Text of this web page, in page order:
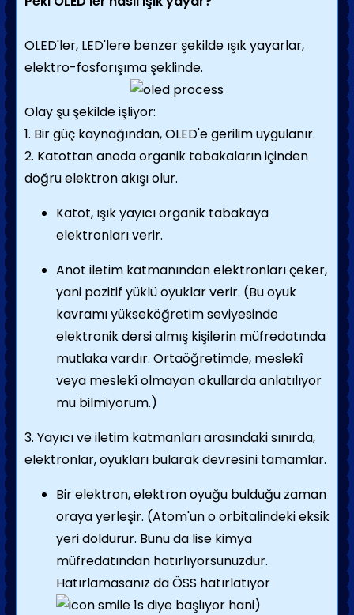
OLED'ler, LED'lere benzer şekilde ışık yayarlar,
elektro-fosforışıma şeklinde.
Olay şu şekilde işliyor:
1. Bir güç kaynağından, OLED'e gerilim uygulanır.
2. Katottan anoda organik tabakaların içinden
doğru elektron akışı olur.
Katot, ışık yayıcı organik tabakaya
elektronları verir.
Anot iletim katmanından elektronları çeker,
yani pozitif yüklü oyuklar verir. (Bu oyuk
kavramı yükseköğretim seviyesinde
elektronik dersi almış kişilerin müfredatında
mutlaka vardır. Ortaöğretimde, meslekî
veya meslekî olmayan okullarda anlatılıyor
mu bilmiyorum.)
3. Yayıcı ve iletim katmanları arasındaki sınırda,
elektronlar, oyukları bularak devresini tamamlar.
Bir elektron, elektron oyuğu bulduğu zaman
oraya yerleşir. (Atom'un o orbitalindeki eksik
yeri doldurur. Bunu da lise kimya
müfredatından hatırlıyorsunuzdur.
Hatırlamasanız da ÖSS hatırlatıyor
1s diye başlıyor hani)